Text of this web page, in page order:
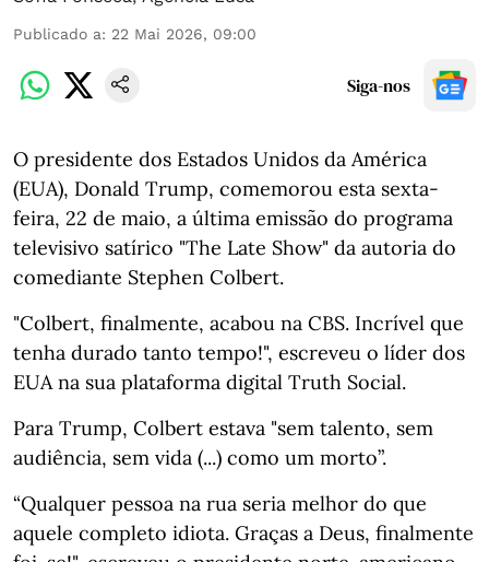
Publicado a: 22 Mai 2026, 09:00
Siga-nos
O presidente dos Estados Unidos da América
(EUA), Donald Trump, comemorou esta sexta-
feira, 22 de maio, a última emissão do programa
televisivo satírico "The Late Show" da autoria do
comediante Stephen Colbert.
"Colbert, finalmente, acabou na CBS. Incrível que
tenha durado tanto tempo!", escreveu o líder dos
EUA na sua plataforma digital Truth Social.
Para Trump, Colbert estava "sem talento, sem
audiência, sem vida (...) como um morto”.
“Qualquer pessoa na rua seria melhor do que
aquele completo idiota. Graças a Deus, finalmente